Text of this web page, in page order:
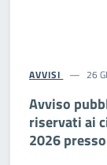
AVVISI 26
Avviso
riservati ai
2026